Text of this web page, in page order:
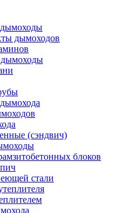
дымоходов
(сэндвич)
блоков
стали